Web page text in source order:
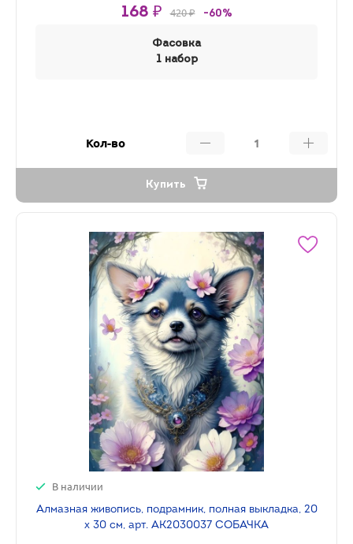
168 ₽ 420 ₽ -60%
Фасовка
1 набор
Кол-во
Купить
В наличии
Алмазная живопись, подрамник, полная выкладка, 20
х 30 см, арт. AK2030037 СОБАЧКА